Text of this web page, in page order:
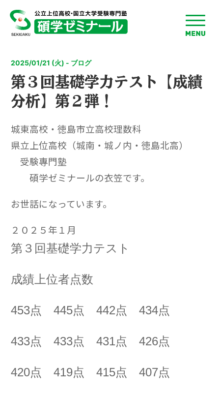
toggle
menu
2025/01/21 (火) - ブログ
第３回基礎学力テスト【成績
分析】第２弾！
城東高校・徳島市立高校理数科
県立上位高校（城南・城ノ内・徳島北高）
受験專門塾
碩学ゼミナールの衣笠です。
お世話になっています。
２０２５年１月
第３回基礎学力テスト
成績上位者点数
453点 445点 442点 434点
433点 433点 431点 426点
420点 419点 415点 407点